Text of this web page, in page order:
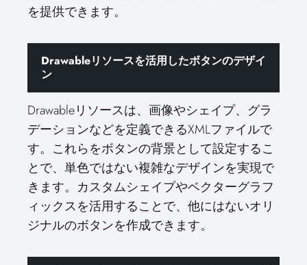
を提供できます。
Drawableリソースを活用したボタンのデザイ
ン
Drawableリソースは、画像やシェイプ、グラ
デーションなどを定義できるXMLファイルで
す。これらをボタンの背景として設定するこ
とで、単色ではない複雑なデザインを実現で
きます。カスタムシェイプやベクターグラフ
ィックスを活用することで、他にはないオリ
ジナルのボタンを作成できます。